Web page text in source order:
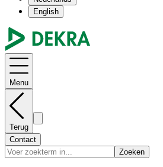
English
Menu
Terug
Contact
Zoeken